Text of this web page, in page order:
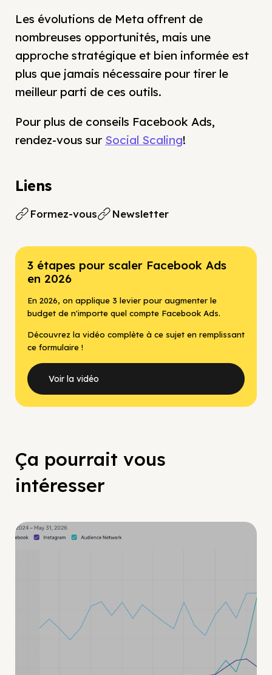
Les évolutions de Meta offrent de
nombreuses opportunités, mais une
approche stratégique et bien informée est
plus que jamais nécessaire pour tirer le
meilleur parti de ces outils.
Pour plus de conseils Facebook Ads,
rendez-vous sur Social Scaling!
Liens
Formez-vous Newsletter
3 étapes pour scaler Facebook Ads
en 2026
En 2026, on applique 3 levier pour augmenter le
budget de n'importe quel compte Facebook Ads.
Découvrez la vidéo complète à ce sujet en remplissant
ce formulaire !
Voir la vidéo
Ça pourrait vous
intéresser